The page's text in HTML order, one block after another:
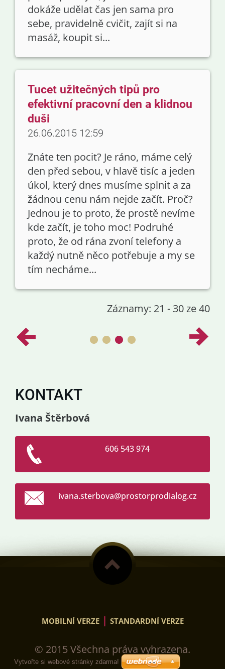
dokáže udělat čas jen sama pro
sebe, pravidelně cvičit, zajít si na
masáž, koupit si...
Tucet užitečných tipů pro
efektivní pracovní den a klidnou
duši
26.06.2015 12:59
Znáte ten pocit? Je ráno, máme celý
den před sebou, v hlavě tisíc a jeden
úkol, který dnes musíme splnit a za
žádnou cenu nám nejde začít. Proč?
Jednou je to proto, že prostě nevíme
kde začít, je toho moc! Podruhé
proto, že od rána zvoní telefony a
každý nutně něco potřebuje a my se
tím necháme...
Záznamy: 21 - 30 ze 40
KONTAKT
Ivana Štěrbová
606 543 974
ivana.sterbova@prostorprodialog.cz
MOBILNÍ VERZE | STANDARDNÍ VERZE
© 2015 Všechna práva vyhrazena.
Vytvořte si webové stránky zdarma!